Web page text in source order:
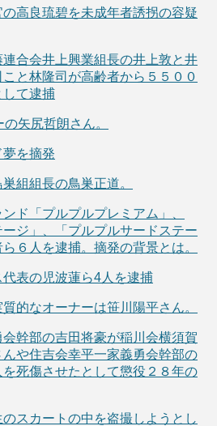
高良琉碧を未成年者誘拐の容疑
合会井上興業組長の井上敦と井
こと林隆司が高齢者から５５００
して逮捕
矢尻哲朗さん。
を摘発
組組長の鳥巣正道。
ド「プルプルプレミアム」、
ージ」、「プルプルサードステー
６人を逮捕。摘発の背景とは。
表の児波蓮ら4人を逮捕
的なオーナーは笹川陽平さん。
幹部の吉田将豪が稲川会横須賀
や住吉会幸平一家義勇会幹部の
死傷させたとして懲役２８年の
スカートの中を盗撮しようとし